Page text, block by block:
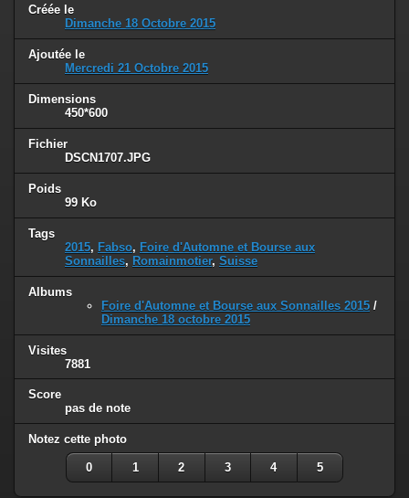
Créée le
Dimanche 18 Octobre 2015
Ajoutée le
Mercredi 21 Octobre 2015
Dimensions
450*600
Fichier
DSCN1707.JPG
Poids
99 Ko
Tags
2015, Fabso, Foire d'Automne et Bourse aux
Sonnailles, Romainmotier, Suisse
Albums
Foire d'Automne et Bourse aux Sonnailles 2015 /
Dimanche 18 octobre 2015
Visites
7881
Score
pas de note
Notez cette photo
0 1 2 3 4 5